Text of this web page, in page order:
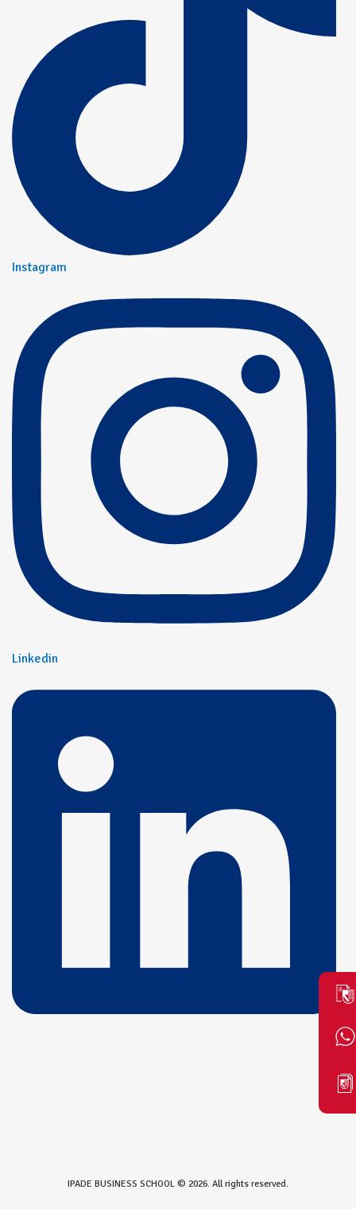
Instagram
Linkedin
IPADE BUSINESS SCHOOL © 2026. All rights reserved.